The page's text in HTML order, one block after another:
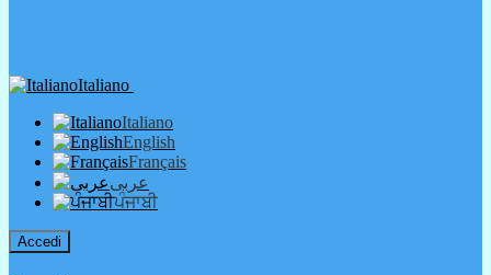
Italiano
Italiano
English
Français
عربى
ਪੰਜਾਬੀ
Accedi